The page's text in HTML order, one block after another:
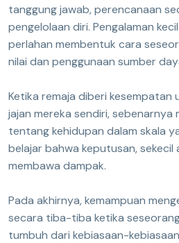
tanggung jawab, perencanaan
pengelolaan diri. Pengalaman
perlahan membentuk cara
nilai dan penggunaan sumber
Ketika remaja diberi kesempatan
jajan mereka sendiri, sebenarnya
tentang kehidupan dalam skala
belajar bahwa keputusan,
membawa dampak.
Pada akhirnya, kemampuan
secara tiba-tiba ketika
tumbuh dari kebiasaan-